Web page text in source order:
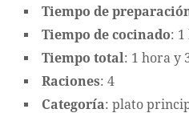
Tiempo de
Tiempo de cocinado: 1
Tiempo total: 1 hora y
Raciones: 4
Categoría: plato